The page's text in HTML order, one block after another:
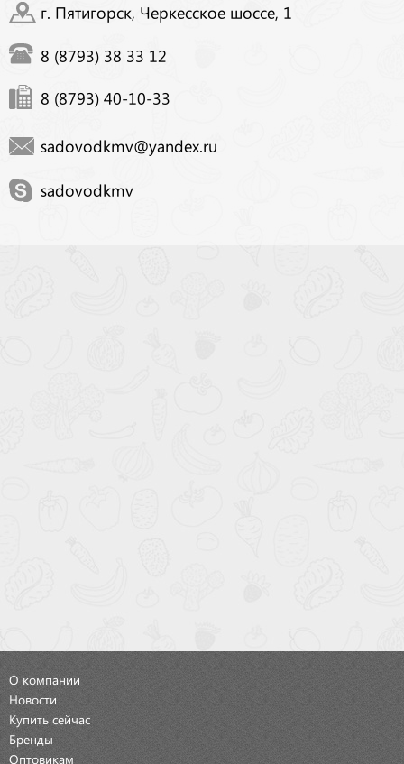
г. Пятигорск, Черкесское шоссе, 1
8 (8793) 38 33 12
8 (8793) 40-10-33
sadovodkmv@yandex.ru
sadovodkmv
О компании
Новости
Купить сейчас
Бренды
Оптовикам